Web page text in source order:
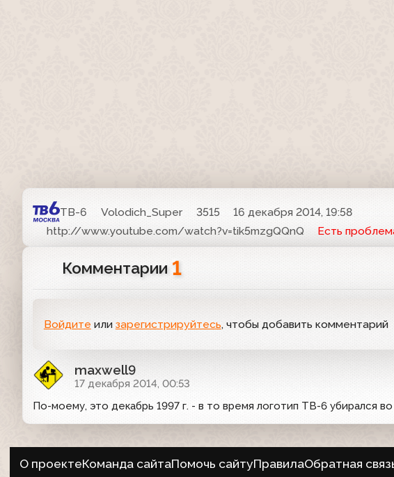
ТВ-6 Volodich_Super 3515
16 декабря 2014, 19:58
http://www.youtube.com/watch?v=tik5mzgQQnQ
Есть
Комментарии 1
Войдите или зарегистрируйтесь, чтобы добавить комментарий
maxwell9
17 декабря 2014, 00:53
По-моему, это декабрь 1997 г. - в то время логотип ТВ-6 убирался
О проектеКоманда сайтаПомочь сайтуПравилаОбратная